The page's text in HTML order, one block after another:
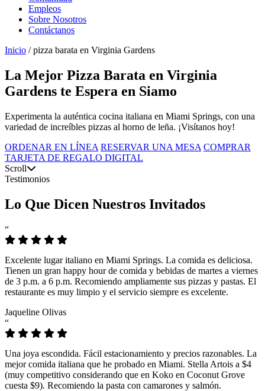
Empleos
Sobre Nosotros
Contáctanos
Inicio / pizza barata en Virginia Gardens
La Mejor Pizza Barata en Virginia
Gardens te Espera en Siamo
Experimenta la auténtica cocina italiana en Miami Springs, con una
variedad de increíbles pizzas al horno de leña. ¡Visítanos hoy!
ORDENAR EN LÍNEA RESERVAR UNA MESA COMPRAR
TARJETA DE REGALO DIGITAL
Scroll
Testimonios
Lo Que Dicen Nuestros Invitados
“
Excelente lugar italiano en Miami Springs. La comida es deliciosa.
Tienen un gran happy hour de comida y bebidas de martes a viernes
de 3 p.m. a 6 p.m. Recomiendo ampliamente sus pizzas y pastas. El
restaurante es muy limpio y el servicio siempre es excelente.
Jaqueline Olivas
“
Una joya escondida. Fácil estacionamiento y precios razonables. La
mejor comida italiana que he probado en Miami. Stella Artois a $4
(muy competitivo considerando que en Koko en Coconut Grove
cuesta $9). Recomiendo la pasta con camarones y salmón.